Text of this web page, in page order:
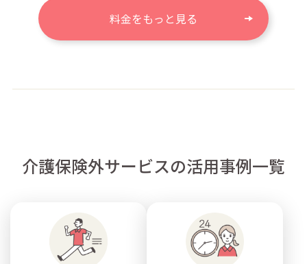
料金をもっと見る
介護保険外サービスの活用事例一覧